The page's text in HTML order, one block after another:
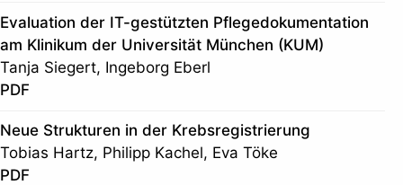
Evaluation der IT-gestützten Pflegedokumentation
am Klinikum der Universität München (KUM)
Tanja Siegert, Ingeborg Eberl
PDF
Neue Strukturen in der Krebsregistrierung
Tobias Hartz, Philipp Kachel, Eva Töke
PDF